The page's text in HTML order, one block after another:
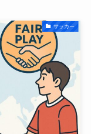
サッカー